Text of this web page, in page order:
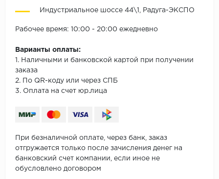
Индустриальное шоссе 44\1, Радуга-ЭКСПО
Рабочее время: 10:00 - 20:00 ежедневно
Варианты оплаты:
1. Наличными и банковской картой при получении
заказа
2. По QR-коду или через СПБ
3. Оплата на счет юр.лица
При безналичной оплате, через банк, заказ
отгружается только после зачисления денег на
банковский счет компании, если иное не
обусловлено договором